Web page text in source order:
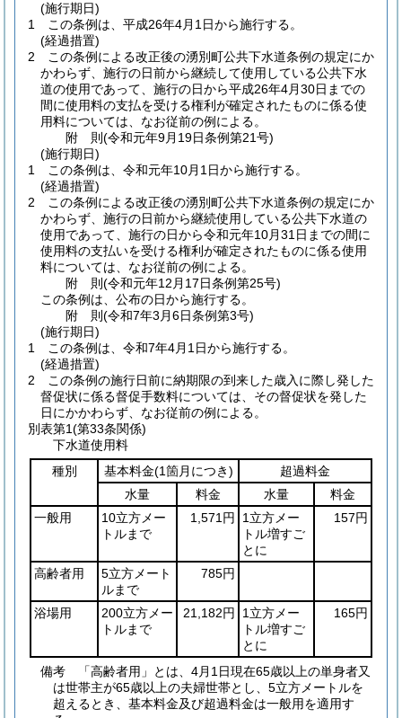
(施行期日)
1
この条例は、平成26年4月1日から施行する。
(経過措置)
2
この条例による改正後の湧別町公共下水道条例の規定にか
かわらず、施行の日前から継続して使用している公共下水
道の使用であって、施行の日から平成26年4月30日までの
間に使用料の支払を受ける権利が確定されたものに係る使
用料については、なお従前の例による。
附 則(令和元年9月19日条例第21号)
(施行期日)
1
この条例は、令和元年10月1日から施行する。
(経過措置)
2
この条例による改正後の湧別町公共下水道条例の規定にか
かわらず、施行の日前から継続使用している公共下水道の
使用であって、施行の日から令和元年10月31日までの間に
使用料の支払いを受ける権利が確定されたものに係る使用
料については、なお従前の例による。
附 則(令和元年12月17日条例第25号)
この条例は、公布の日から施行する。
附 則(令和7年3月6日条例第3号)
(施行期日)
1
この条例は、令和7年4月1日から施行する。
(経過措置)
2
この条例の施行日前に納期限の到来した歳入に際し発した
督促状に係る督促手数料については、その督促状を発した
日にかかわらず、なお従前の例による。
別表第1(第33条関係)
下水道使用料
種別
基本料金(1箇月につき)
超過料金
水量
料金 水量
料金
一般用
10立方メー
トルまで
1,571円
1立方メー
トル増すご
とに
157円
高齢者用
5立方メート
ルまで
785円
浴場用
200立方メー
トルまで
21,182円
1立方メー
トル増すご
とに
165円
備考 「高齢者用」とは、4月1日現在65歳以上の単身者又
は世帯主が65歳以上の夫婦世帯とし、5立方メートルを
超えるとき、基本料金及び超過料金は一般用を適用す